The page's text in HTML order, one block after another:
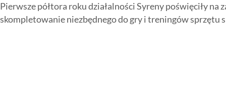
Pierwsze półtora roku działalności Syreny poświęciły
skompletowanie niezbędnego do gry i treningów sprzętu